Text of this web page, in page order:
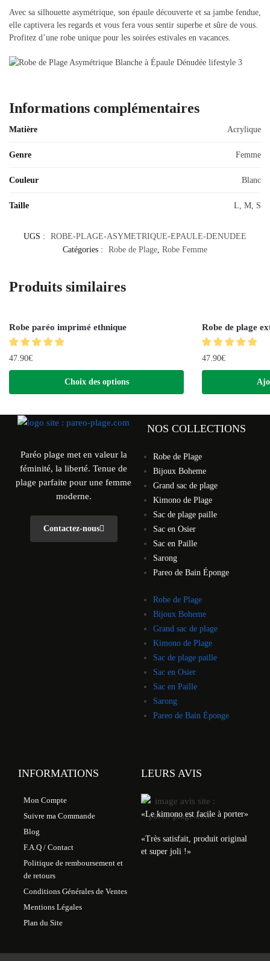
Avec sa silhouette asymétrique, son épaule découverte et sa jambe fendue,
elle captivera les regards et vous fera vous sentir superbe et sûre de vous.
Profitez d’une robe unique pour les soirées estivales en vacances.
Informations complémentaires
Matière Acrylique
Genre Femme
Couleur Blanc
Taille L, M, S
UGS :
ROBE-PLAGE-ASYMETRIQUE-EPAULE-DENUDEE
Catégories :
Robe de Plage Robe Femme
Produits similaires
Robe paréo imprimé ethnique
47.90€
Choix des options
Robe de plage
47.90€
Paréo plage met en valeur la
féminité, la liberté. Tenue de
plage parfaite pour une femme
moderne.
Contactez-nous
NOS COLLECTIONS
Robe de Plage
Bijoux Boheme
Grand sac de plage
Kimono de Plage
Sac de plage paille
Sac en Osier
Sac en Paille
Sarong
Pareo de Bain Éponge
Robe de Plage
Bijoux Boheme
Grand sac de plage
Kimono de Plage
Sac de plage paille
Sac en Osier
Sac en Paille
Sarong
Pareo de Bain Éponge
INFORMATIONS
Mon Compte
Suivre ma Commande
Blog
F.A.Q / Contact
Politique de remboursement et
de retours
Conditions Générales de Ventes
Mentions Légales
Plan du Site
LEURS AVIS
«Le kimono est facile à porter»
«Très satisfait, produit original
et super joli !»